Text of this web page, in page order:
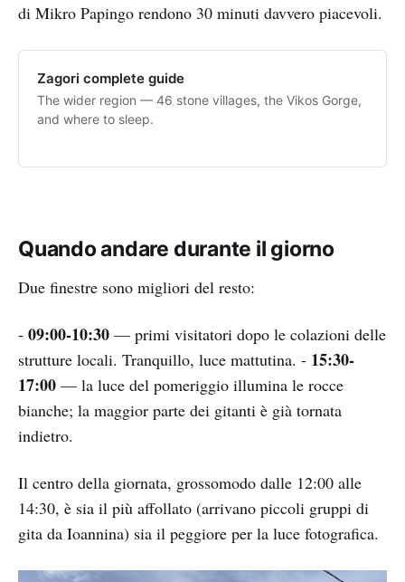
di Mikro Papingo rendono 30 minuti davvero piacevoli.
Zagori complete guide
The wider region — 46 stone villages, the Vikos Gorge,
and where to sleep.
Quando andare durante il giorno
Due finestre sono migliori del resto:
- 09:00-10:30 — primi visitatori dopo le colazioni delle
strutture locali. Tranquillo, luce mattutina. - 15:30-
17:00 — la luce del pomeriggio illumina le rocce
bianche; la maggior parte dei gitanti è già tornata
indietro.
Il centro della giornata, grossomodo dalle 12:00 alle
14:30, è sia il più affollato (arrivano piccoli gruppi di
gita da Ioannina) sia il peggiore per la luce fotografica.